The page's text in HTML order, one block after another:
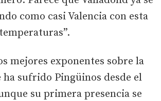
como casi Valencia con esta
mejores exponentes sobre la
ha sufrido Pingüinos desde el
su primera presencia se